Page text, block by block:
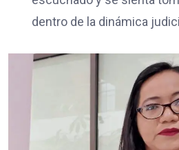
dentro de la dinámica